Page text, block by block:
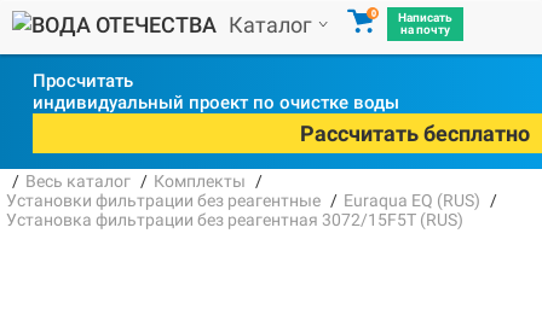
Каталог 0
Написать
на почту
Просчитать
индивидуальный проект по очистке воды
Рассчитать бесплатно
Весь каталог
Комплекты
Установки фильтрации без реагентные
Euraqua EQ (RUS)
Установка фильтрации без реагентная 3072/15F5T (RUS)